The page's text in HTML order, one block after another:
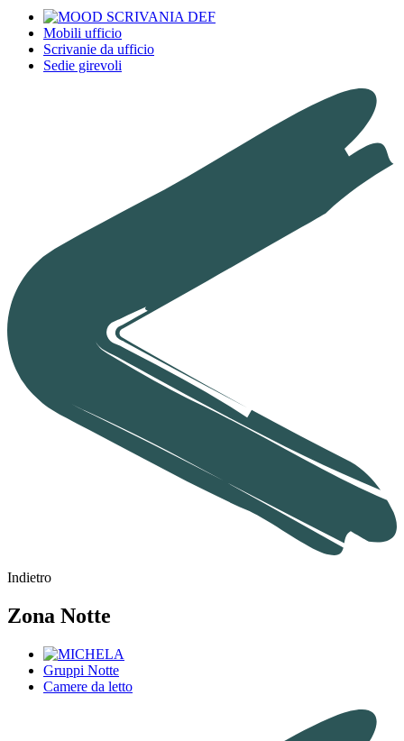
Mobili ufficio
Scrivanie da ufficio
Sedie girevoli
Indietro
Zona Notte
Gruppi Notte
Camere da letto